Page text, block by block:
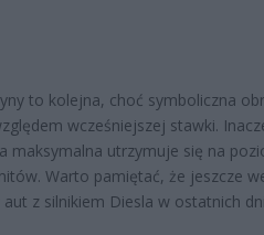
to kolejna, choć symboliczna
wcześniejszej stawki.
maksymalna utrzymuje się na
Warto pamiętać, że jeszcze
z silnikiem Diesla w ostatnich